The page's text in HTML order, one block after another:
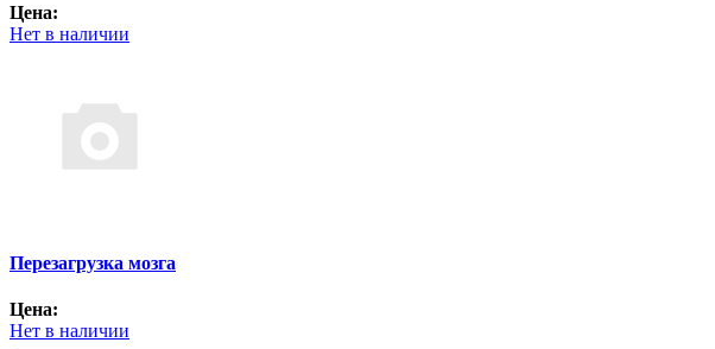
Цена:
Нет в наличии
Перезагрузка мозга
Цена:
Нет в наличии